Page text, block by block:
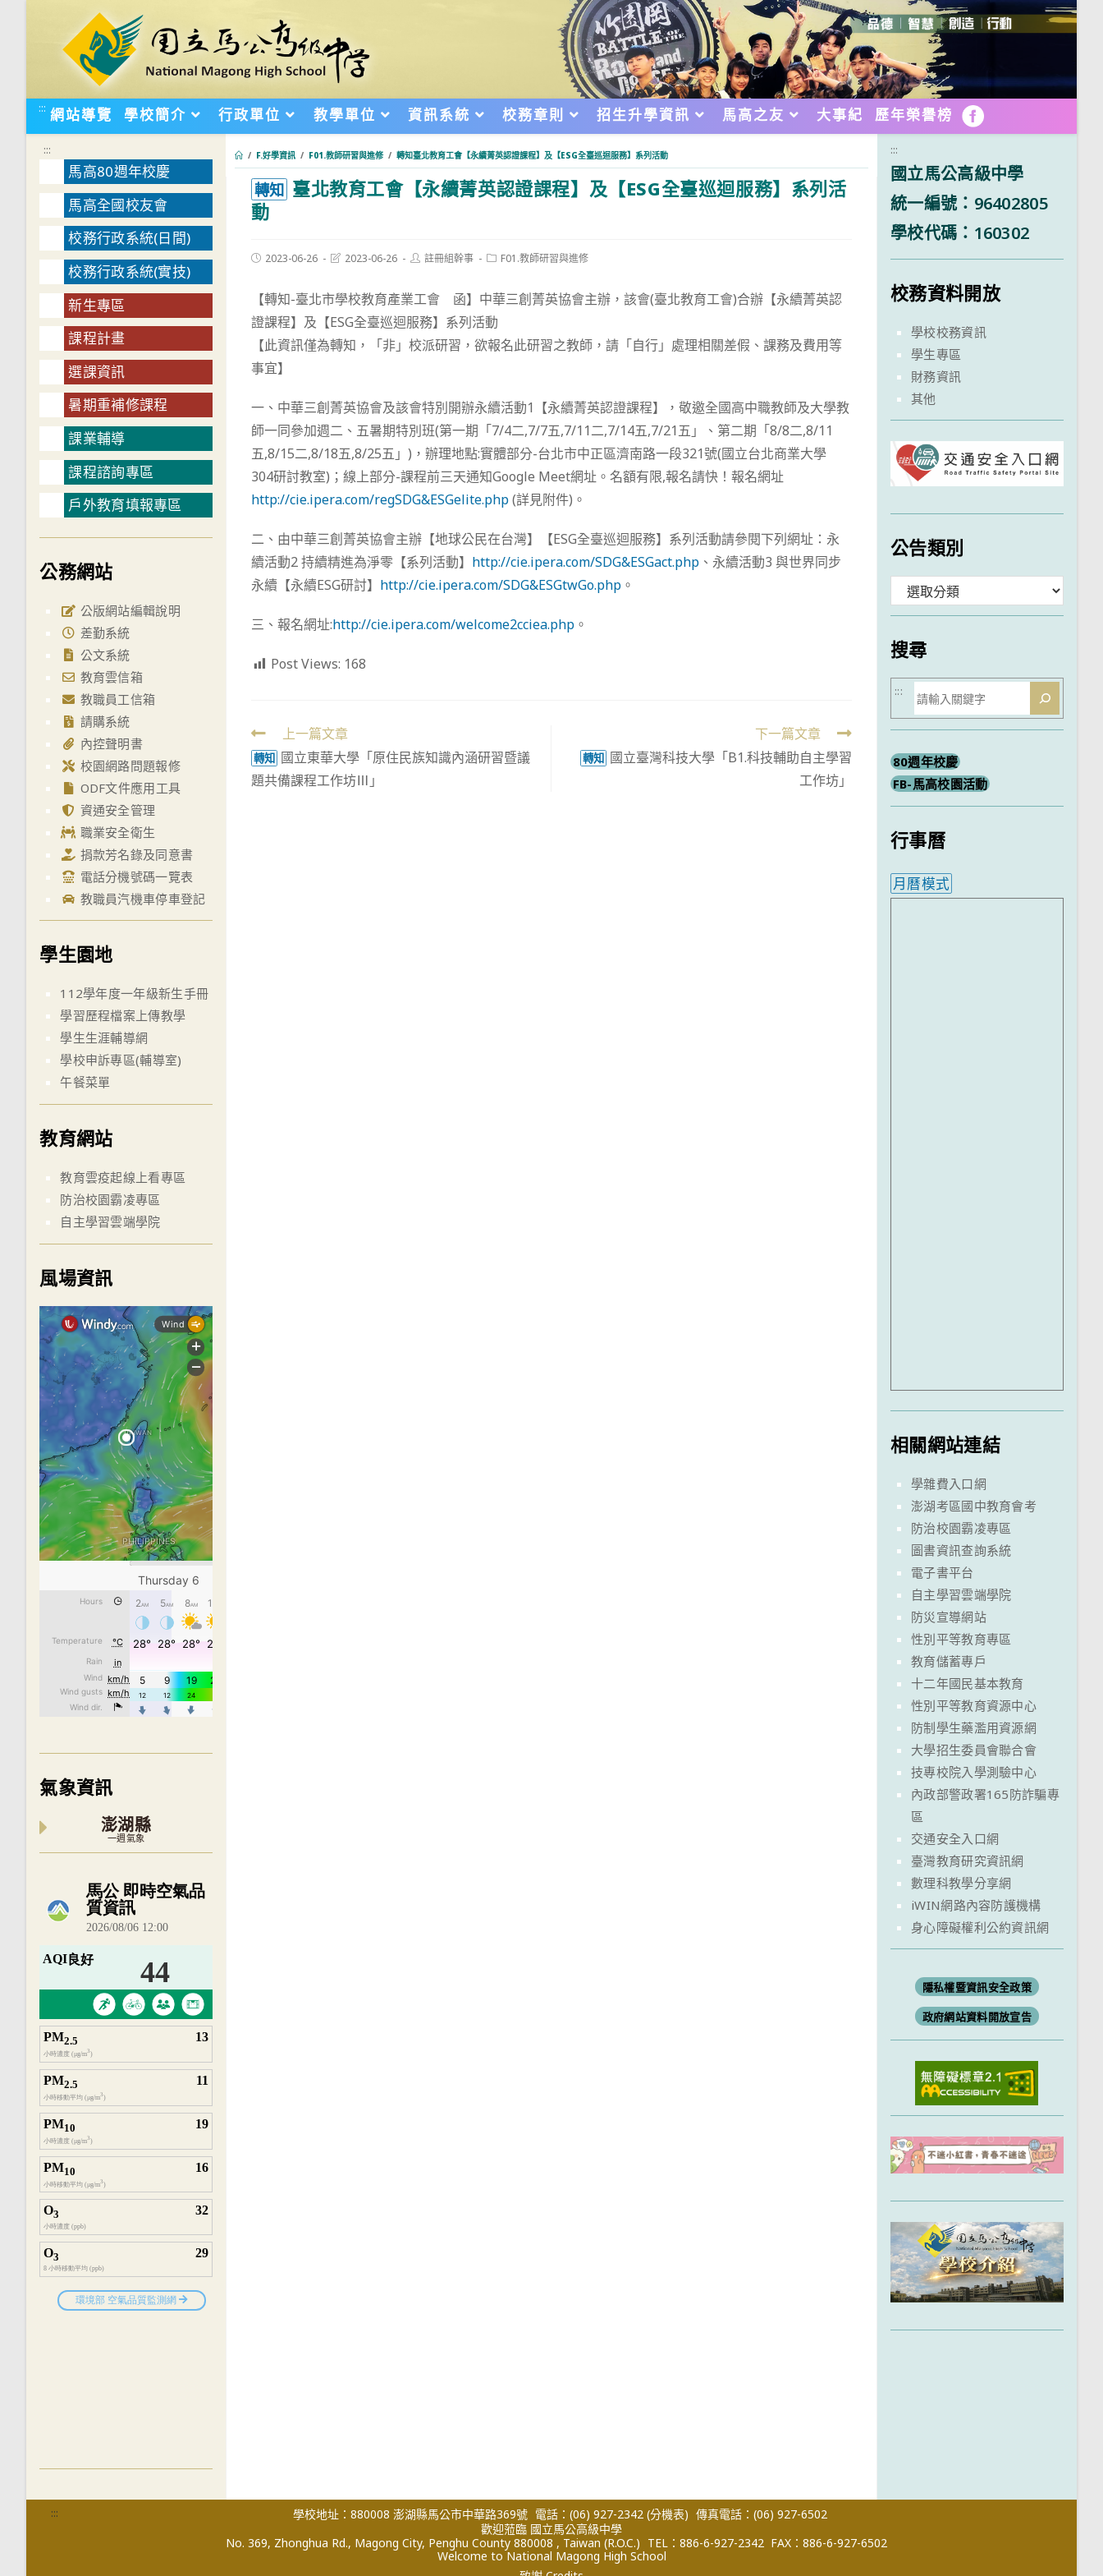
::: 網站導覽 學校簡介 行政單位 教學單位 資訊系統 校務章則 招生升學資訊 馬高之友 大事紀 歷年榮譽榜 FB
/ F.好學資訊 / F01.教師研習與進修 / 轉知臺北教育工會【永續菁英認證課程】及【ESG全臺巡迴服務】系列活動
轉知 臺北教育工會【永續菁英認證課程】及【ESG全臺巡迴服務】系列活
動
Post2023-06-26
Post2023-06-26
Post註冊組幹事
PostF01.教師研習與進修
【轉知-臺北市學校教育產業工會 函】中華三創菁英協會主辦，該會(臺北教育工會)合辦【永續菁英認
證課程】及【ESG全臺巡迴服務】系列活動
【此資訊僅為轉知，「非」校派研習，欲報名此研習之教師，請「自行」處理相關差假、課務及費用等
事宜】
一、中華三創菁英協會及該會特別開辦永續活動1【永續菁英認證課程】，敬邀全國高中職教師及大學教
師一同參加週二、五暑期特別班(第一期「7/4二,7/7五,7/11二,7/14五,7/21五」、第二期「8/8二,8/11
五,8/15二,8/18五,8/25五」)，辦理地點:實體部分-台北市中正區濟南路一段321號(國立台北商業大學
304研討教室)；線上部分-課程前三天通知Google Meet網址。名額有限,報名請快！報名網址
http://cie.ipera.com/regSDG&ESGelite.php(詳見附件)。
二、由中華三創菁英協會主辦【地球公民在台灣】【ESG全臺巡迴服務】系列活動請參閱下列網址：永
續活動2 持續精進為淨零【系列活動】 http://cie.ipera.com/SDG&ESGact.php 、永續活動3 與世界同步
永續【永續ESG研討】 http://cie.ipera.com/SDG&ESGtwGo.php 。
三、報名網址:http://cie.ipera.com/welcome2cciea.php 。
Post Views: 168
Read
more
articles
上一篇文章
轉知 國立東華大學「原住民族知識內涵研習暨議
題共備課程工作坊Ⅲ」
下一篇文章
轉知 國立臺灣科技大學「B1.科技輔助自主學習
工作坊」
:::
馬高80週年校慶
馬高全國校友會
校務行政系統(日間)
校務行政系統(實技)
新生專區
課程計畫
選課資訊
暑期重補修課程
課業輔導
課程諮詢專區
戶外教育填報專區
公務網站
公版網站編輯說明
差勤系統
公文系統
教育雲信箱
教職員工信箱
請購系統
內控聲明書
校園網路問題報修
ODF文件應用工具
資通安全管理
職業安全衛生
捐款芳名錄及同意書
電話分機號碼一覽表
教職員汽機車停車登記
學生園地
112學年度一年級新生手冊
學習歷程檔案上傳教學
學生生涯輔導網
學校申訴專區(輔導室)
午餐菜單
教育網站
教育雲疫起線上看專區
防治校園霸凌專區
自主學習雲端學院
風場資訊
氣象資訊
澎湖縣
一週氣象
內嵌空氣品質小工具為視覺預覽，完整即時空氣品質資料請開啟
:::
國立馬公高級中學
統一編號：96402805
學校代碼：160302
校務資料開放
學校校務資訊
學生專區
財務資訊
其他
公告類別
類
搜尋
搜
尋
:::
80週年校慶
FB-馬高校園活動
行事曆
月曆模式
相關網站連結
學雜費入口網
澎湖考區國中教育會考
防治校園霸凌專區
圖書資訊查詢系統
電子書平台
自主學習雲端學院
防災宣導網站
性別平等教育專區
教育儲蓄專戶
十二年國民基本教育
性別平等教育資源中心
防制學生藥濫用資源網
大學招生委員會聯合會
技專校院入學測驗中心
內政部警政署165防詐騙專
區
交通安全入口網
臺灣教育研究資訊網
數理科教學分享網
iWIN網路內容防護機構
身心障礙權利公約資訊網
隱私權暨資訊安全政策
政府網站資料開放宣告
::: 學校地址：880008 澎湖縣馬公市中華路369號 電話：(06) 927-2342 (分機表) 傳真電話：(06) 927-6502
歡迎蒞臨 國立馬公高級中學
No. 369, Zhonghua Rd., Magong City, Penghu County 880008 , Taiwan (R.O.C.) TEL：886-6-927-2342 FAX：886-6-927-6502
Welcome to National Magong High School